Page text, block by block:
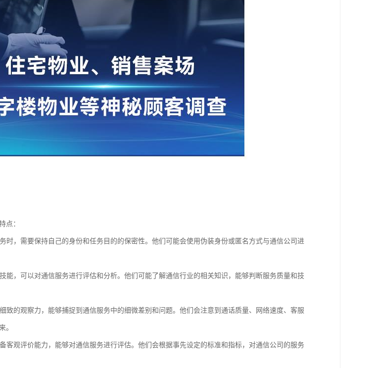
点：
时，需要保持自己的身份和任务目的的保密性。他们可能会使用伪装身份或匿名方式与通信公司进
能，可以对通信服务进行评估和分析。他们可能了解通信行业的相关知识，能够判断服务质量和技
致的观察力，能够捕捉到通信服务中的细微差别和问题。他们会注意到通话质量、网络速度、客服
。
客观评价能力，能够对通信服务进行评估。他们会根据事先设定的标准和指标，对通信公司的服务